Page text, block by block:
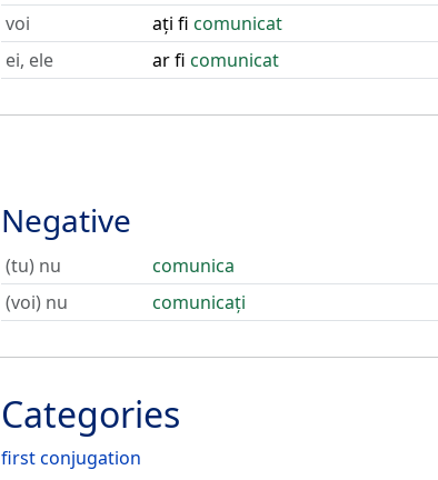
voi
ați fi comunicat
ei, ele
ar fi comunicat
Negative
(tu) nu
comunica
(voi) nu
comunicați
Categories
first conjugation